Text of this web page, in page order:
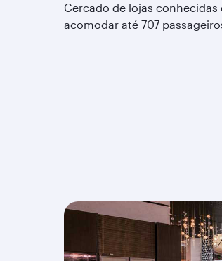
Cercado de lojas
acomodar até 707